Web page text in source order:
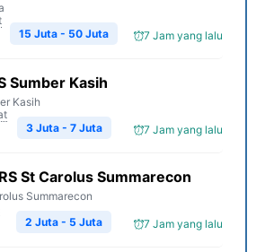
7 Jam yang lalu
15 Juta - 50 Juta
Sumber Kasih
Kasih
7 Jam yang lalu
3 Juta - 7 Juta
St Carolus Summarecon
Summarecon
7 Jam yang lalu
2 Juta - 5 Juta